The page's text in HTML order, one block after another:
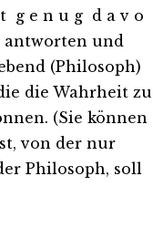
g e n u g d a v o
antworten und
(Philosoph)
die Wahrheit zu
(Sie können
von der nur
Philosoph, soll